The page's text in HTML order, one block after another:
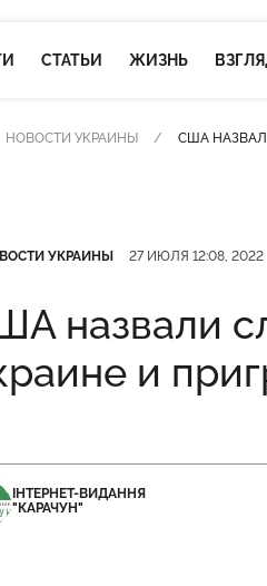
СТАТЬИ ЖИЗНЬ
НОВОСТИ УКРАИНЫ США
УКРАИНЫ 27 ИЮЛЯ 12:08, 2022
назвали
и
ІНТЕРНЕТ-ВИДАННЯ
"КАРАЧУН"